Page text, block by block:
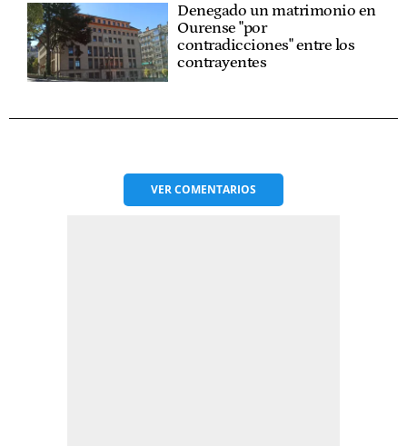
Denegado un matrimonio en
Ourense "por
contradicciones" entre los
contrayentes
VERCOMENTARIOS